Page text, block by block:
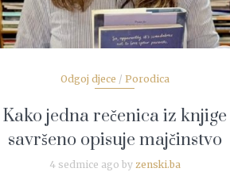
Odgoj djece / Porodica
Kako jedna rečenica iz knjige
savršeno opisuje majčinstvo
4 sedmice ago by zenski.ba